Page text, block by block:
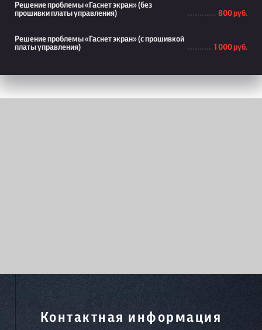
Решение проблемы «Гаснет экран» (без
прошивки платы управления)
800 руб.
Решение проблемы «Гаснет экран» (с прошивкой
платы управления)
1 000 руб.
Контактная информация